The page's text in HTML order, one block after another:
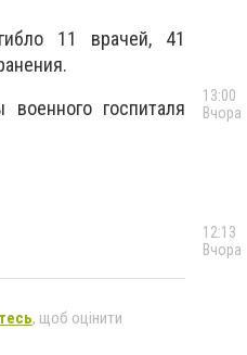
11 врачей, 41
госпиталя
, щоб оцінити
13:00
Вчора
12:13
Вчора